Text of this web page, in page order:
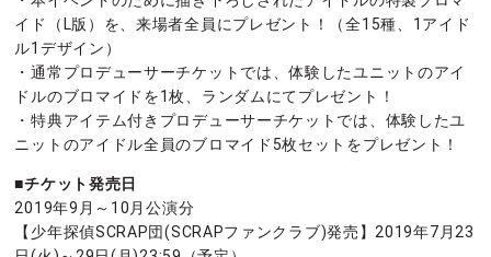
イド（L版）を、来場者全員にプレゼント！（全15種、1アイド
ル1デザイン）
・通常プロデューサーチケットでは、体験したユニットのアイ
ドルのブロマイドを1枚、ランダムにてプレゼント！
・特典アイテム付きプロデューサーチケットでは、体験したユ
ニットのアイドル全員のブロマイド5枚セットをプレゼント！
■チケット発売日
2019年9月～10月公演分
【少年探偵SCRAP団(SCRAPファンクラブ)発売】2019年7月23